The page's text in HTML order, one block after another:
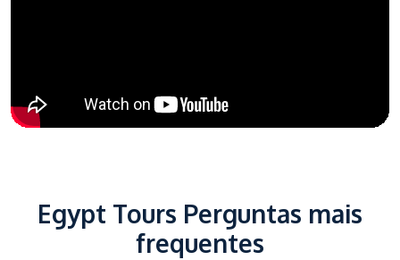
Egypt Tours Perguntas mais
frequentes